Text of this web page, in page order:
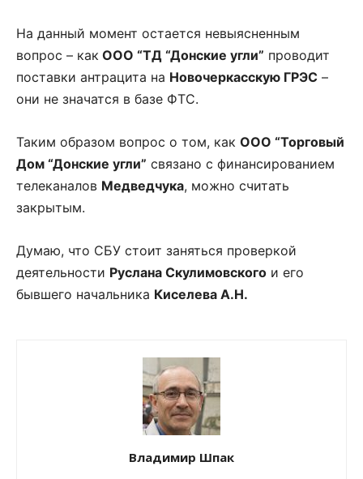
На данный момент остается невыясненным
вопрос – как ООО “ТД “Донские угли” проводит
поставки антрацита на Новочеркасскую ГРЭС –
они не значатся в базе ФТС.
Таким образом вопрос о том, как ООО “Торговый
Дом “Донские угли” связано с финансированием
телеканалов Медведчука, можно считать
закрытым.
Думаю, что СБУ стоит заняться проверкой
деятельности Руслана Скулимовского и его
бывшего начальника Киселева А.Н.
Владимир Шпак